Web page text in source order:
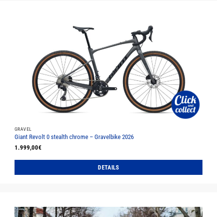
Produktseite
GRAVEL
Giant Revolt 0 stealth chrome – Gravelbike 2026
1.999,00€
DETAILS
mehrere